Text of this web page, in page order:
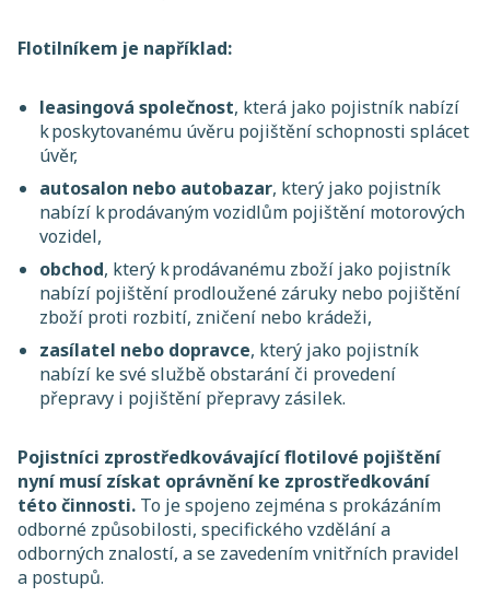
Flotilníkem je například:
leasingová společnost, která jako pojistník nabízí
k poskytovanému úvěru pojištění schopnosti splácet
úvěr,
autosalon nebo autobazar, který jako pojistník
nabízí k prodávaným vozidlům pojištění motorových
vozidel,
obchod, který k prodávanému zboží jako pojistník
nabízí pojištění prodloužené záruky nebo pojištění
zboží proti rozbití, zničení nebo krádeži,
zasílatel nebo dopravce, který jako pojistník
nabízí ke své službě obstarání či provedení
přepravy i pojištění přepravy zásilek.
Pojistníci zprostředkovávající flotilové pojištění
nyní musí získat oprávnění ke zprostředkování
této činnosti. To je spojeno zejména s prokázáním
odborné způsobilosti, specifického vzdělání a
odborných znalostí, a se zavedením vnitřních pravidel
a postupů.